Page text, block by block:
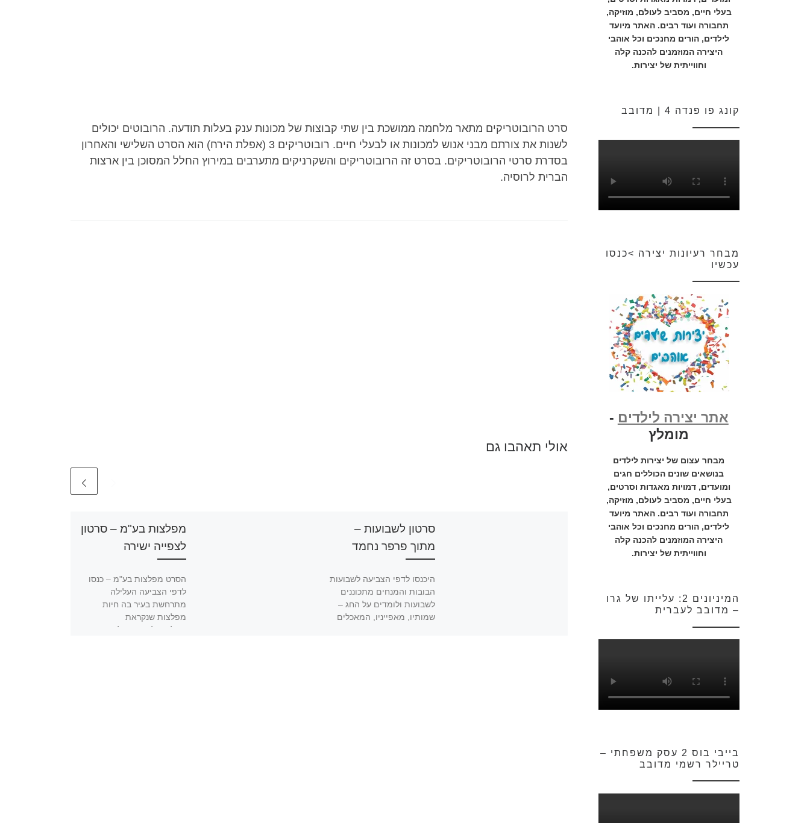
סרט הרובוטריקים מתאר מלחמה ממושכת בין שתי קבוצות של מכונות ענק בעלות תודעה. הרובוטים יכולים
לשנות את צורתם מבני אנוש למכונות או לבעלי חיים. רובוטריקים 3 (אפלת הירח) הוא הסרט השלישי והאחרון
בסדרת סרטי הרובוטריקים. בסרט זה הרובוטריקים והשקרניקים מתערבים במירוץ החלל המסוכן בין ארצות
הברית לרוסיה.
אולי תאהבו גם
סרטון לשבועות –
מתוך פרפר נחמד
היכנסו לדפי הצביעה לשבועות
הבובות והמנחים מתכוננים
לשבועות ולומדים על החג –
שמותיו, מאפייניו, המאכלים
מפלצות בע"מ – סרטון
לצפייה ישירה
הסרט מפלצות בע"מ – כנסו
לדפי הצביעה העלילה
מתרחשת בעיר בה חיות
מפלצות שנקראת
מפלצופוליס. המפלצות
בעלי חיים, מסביב לעולם, מוזיקה,
תחבורה ועוד רבים. האתר מיועד
לילדים, הורים מחנכים וכל אוהבי
היצירה המוזמנים להכנה קלה
וחווייתית של יצירות.
קונג פו פנדה 4 | מדובב
מבחר רעיונות יצירה >כנסו
עכשיו
אתר יצירה לילדים -
מומלץ
מבחר עצום של יצירות לילדים
בנושאים שונים הכוללים חגים
ומועדים, דמויות מאגדות וסרטים,
בעלי חיים, מסביב לעולם, מוזיקה,
תחבורה ועוד רבים. האתר מיועד
לילדים, הורים מחנכים וכל אוהבי
היצירה המוזמנים להכנה קלה
וחווייתית של יצירות.
המיניונים 2: עלייתו של גרו
– מדובב לעברית
בייבי בוס 2 עסק משפחתי –
טריילר רשמי מדובב